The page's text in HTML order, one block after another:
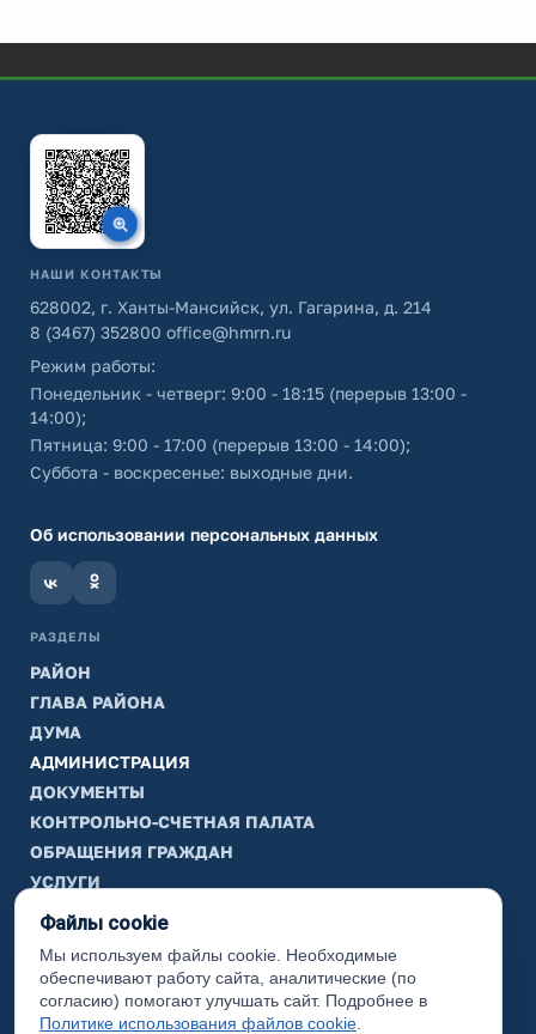
НАШИ КОНТАКТЫ
628002, г. Ханты-Мансийск, ул. Гагарина, д. 214
8 (3467) 352800 office@hmrn.ru
Режим работы:
Понедельник - четверг: 9:00 - 18:15 (перерыв 13:00 -
14:00);
Пятница: 9:00 - 17:00 (перерыв 13:00 - 14:00);
Суббота - воскресенье: выходные дни.
Об использовании персональных данных
РАЗДЕЛЫ
РАЙОН
ГЛАВА РАЙОНА
ДУМА
АДМИНИСТРАЦИЯ
ДОКУМЕНТЫ
КОНТРОЛЬНО-СЧЕТНАЯ ПАЛАТА
ОБРАЩЕНИЯ ГРАЖДАН
УСЛУГИ
ТИК
ИНФОРМАЦИЯ
Законодательная карта
Карта сайта
Файлы cookie
Мы используем файлы cookie. Необходимые
обеспечивают работу сайта, аналитические (по
согласию) помогают улучшать сайт. Подробнее в
Политике использования файлов cookie